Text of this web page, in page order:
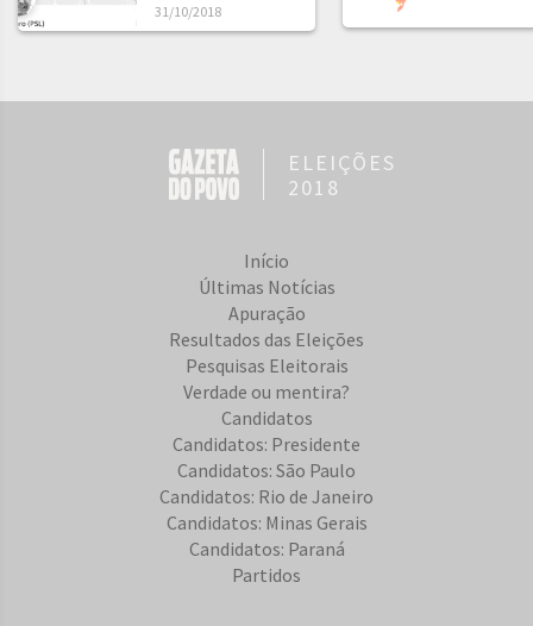
31/10/2018
ELEIÇÕES
2018
Início
Últimas Notícias
Apuração
Resultados das Eleições
Pesquisas Eleitorais
Verdade ou mentira?
Candidatos
Candidatos: Presidente
Candidatos: São Paulo
Candidatos: Rio de Janeiro
Candidatos: Minas Gerais
Candidatos: Paraná
Partidos